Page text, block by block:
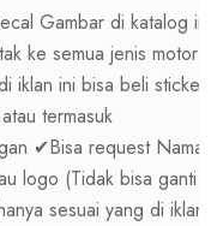
Gambar di katalog ini
ke semua jenis motor
iklan ini bisa beli sticker
termasuk
✔Bisa request Nama,
logo (Tidak bisa ganti
sesuai yang di iklan